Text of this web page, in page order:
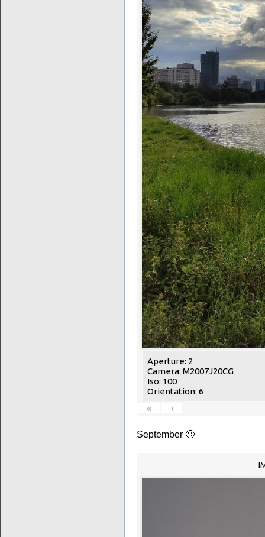
Aperture: 2
Camera: M2007J20CG
Iso: 100
Orientation: 6
«
‹
September 🙂